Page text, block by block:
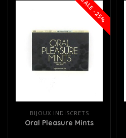
SALE -25%
BIJOUX INDISCRETS
Oral Pleasure Mints